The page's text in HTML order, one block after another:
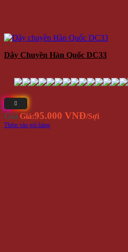
Dây Chuyền Hàn Quốc DC33
Giá Giá:95.000 VNĐ/Sợi
Thêm vào giỏ hàng